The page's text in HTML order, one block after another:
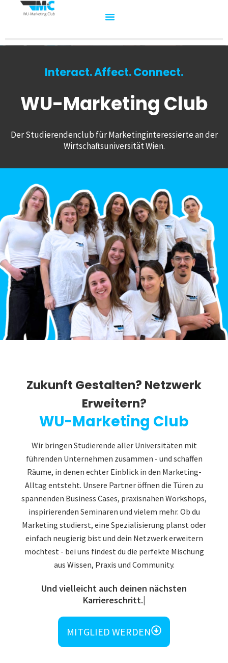
Interact. Affect. Connect.
WU-Marketing Club
Der Studierendenclub für Marketinginteressierte an der
Wirtschaftsuniversität Wien.
Zukunft Gestalten? Netzwerk
Erweitern?
WU-Marketing Club
Wir bringen Studierende aller Universitäten mit
führenden Unternehmen zusammen - und schaffen
Räume, in denen echter Einblick in den Marketing-
Alltag entsteht. Unsere Partner öffnen die Türen zu
spannenden Business Cases, praxisnahen Workshops,
inspirierenden Seminaren und vielem mehr. Ob du
Marketing studierst, eine Spezialisierung planst oder
einfach neugierig bist und dein Netzwerk erweitern
möchtest - bei uns findest du die perfekte Mischung
aus Wissen, Praxis und Community.
Und vielleicht auch deinen nächsten
MITGLIED WERDEN